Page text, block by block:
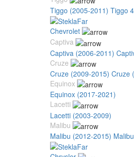
Tiggo (2005-2011) Tiggo
Chevrolet
Captiva
Captiva (2006-2011)
Cruze
Cruze (2009-2015) Cruze
Equinox
Equinox (2017-2021)
Lacetti
Lacetti (2003-2009)
Malibu
Malibu (2012-2015)